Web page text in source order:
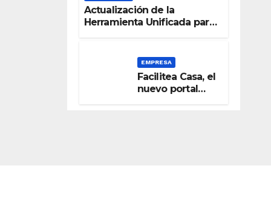
Actualización de la
Herramienta Unificada para
EMPRESA
Facilitea Casa, el
nuevo portal